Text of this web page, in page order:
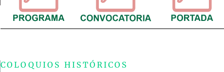
COLOQUIOS HISTÓRICOS